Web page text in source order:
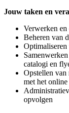
Jouw taken en
Verwerken
Beheren van
Optimaliseren
catalogi en
Opstellen van
met het
opvolgen